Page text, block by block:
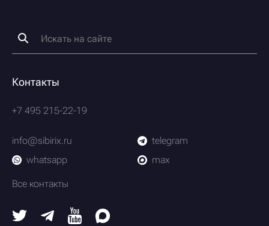
Контакты
+7 495 215-22-19
info@sibirix.ru
telegram
whatsapp
max
Все контакты